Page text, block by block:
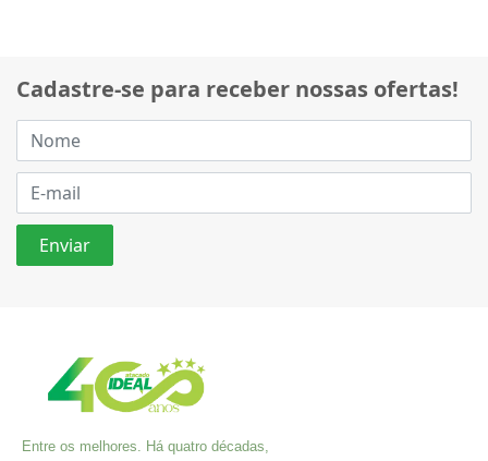
Cadastre-se para receber nossas ofertas!
Entre os melhores. Há quatro décadas,